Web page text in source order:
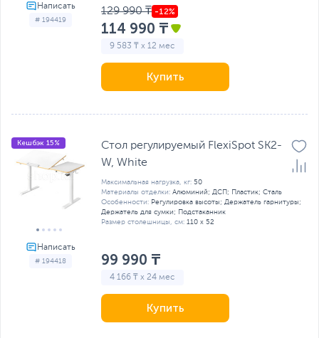
# 194419
129 990 ₸
114 990 ₸
9 583 ₸ x 12 мес
Купить
# 194418
Кешбэк 15%
Стол регулируемый FlexiSpot SK2-
W, White
Максимальная нагрузка, кг: 50
Материалы отделки: Алюминий; ДСП; Пластик; Сталь
Особенности: Регулировка высоты; Держатель гарнитуры;
Держатель для сумки; Подстаканник
Размер столешницы, см: 110 х 52
99 990 ₸
4 166 ₸ x 24 мес
Купить